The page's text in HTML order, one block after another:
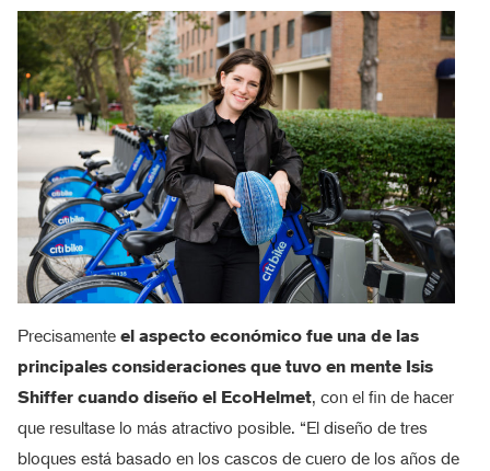
Precisamente el aspecto económico fue una de las
principales consideraciones que tuvo en mente Isis
Shiffer cuando diseño el EcoHelmet, con el fin de hacer
que resultase lo más atractivo posible. “El diseño de tres
bloques está basado en los cascos de cuero de los años de